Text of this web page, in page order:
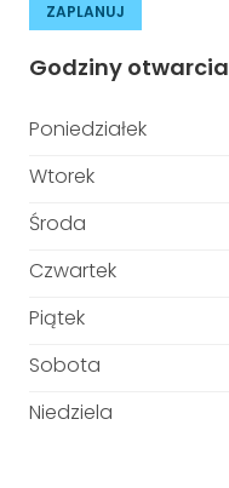
ZAPLANUJ
Godziny otwarcia
Poniedziałek
Wtorek
Środa
Czwartek
Piątek
Sobota
Niedziela